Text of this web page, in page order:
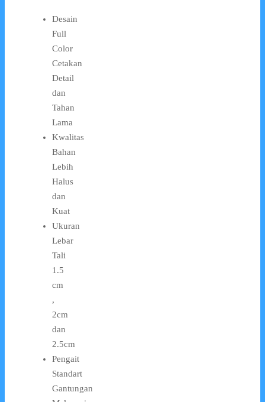
Desain
Full
Color
Cetakan
Detail
dan
Tahan
Lama
Kwalitas
Bahan
Lebih
Halus
dan
Kuat
Ukuran
Lebar
Tali
1.5
cm
,
2cm
dan
2.5cm
Pengait
Standart
Gantungan